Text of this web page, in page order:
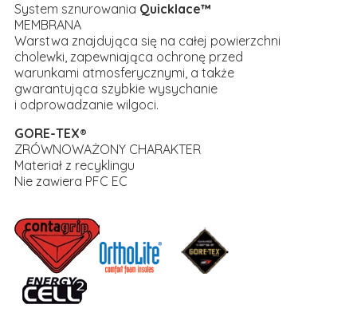
System sznurowania Quicklace™
MEMBRANA
Warstwa znajdująca się na całej powierzchni
cholewki, zapewniająca ochronę przed
warunkami atmosferycznymi, a także
gwarantująca szybkie wysychanie
i odprowadzanie wilgoci.
GORE-TEX®
ZRÓWNOWAŻONY CHARAKTER
Materiał z recyklingu
Nie zawiera PFC EC